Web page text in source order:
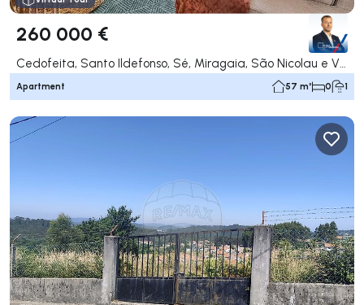
260 000 €
Apartment 57 m² 0 1